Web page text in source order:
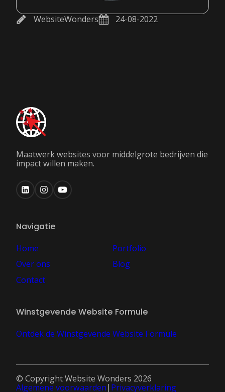
WebsiteWonders 24-08-2022
Maatwerk websites voor middelgrote bedrijven die
impact willen maken.
Navigatie
Home
Portfolio
Over ons
Blog
Contact
Winstgevende Website Formule
Ontdek de Winstgevende Website Formule
© Copyright Website Wonders 2026
Algemene voorwaarden Privacyverklaring